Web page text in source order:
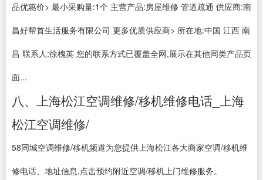
品优惠价> 最小采购量:1个 主营产品:房屋维修 管道疏通 供应商:南
昌好帮首生活服务有限公司 更多优质供应商> 所在地:中国 江西 南
昌 联系人:徐槐英 您的联系方式已覆盖全网,展示在其他同类产品页
面...
八、上海松江空调维修/移机维修电话_上海
松江空调维修/
58同城空调维修/移机频道为您提供上海松江各大商家空调/移机维
修电话、地址信息,点击预约附近空调/移机上门维修服务。